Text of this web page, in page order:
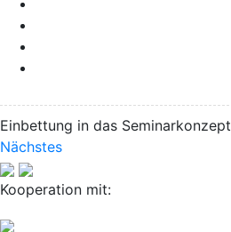
Einbettung in das Seminarkonzept
Nächstes
Kooperation mit: